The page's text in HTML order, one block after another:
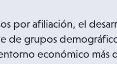
por afiliación, el
de grupos
económico más